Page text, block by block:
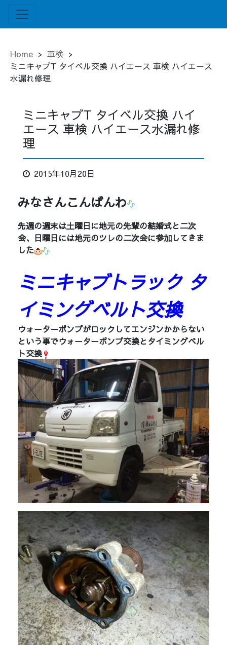
Home > 車検 >
ミニキャブT タイベル交換 ハイエース 車検 ハイエース
水漏れ修理
ミニキャブT タイベル交換 ハイ
エース 車検 ハイエース水漏れ修
理
2015年10月20日
みなさんこんばんわ
先週の週末は土曜日に地元の先輩の結婚式と二次
会、日曜日には地元のツレの二次会に参加してきま
した
ミニキャブトラック タ
イミングベルト交換
ウォーターポンプがロックしてエンジンかからない
という事でウォーターポンプ交換とタイミングベル
ト交換